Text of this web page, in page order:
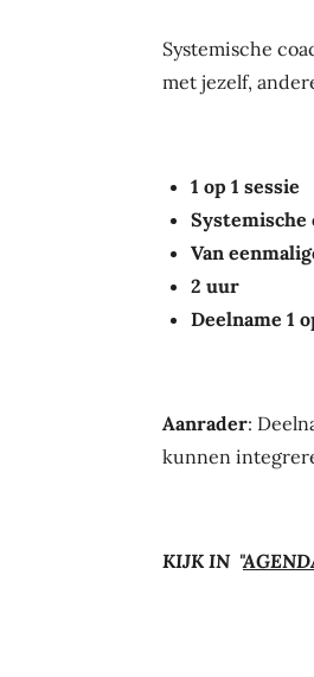
Systemische
met jezelf,
1 op 1 sessie
Systemische
Van
2 uur
Deelname 1
Aanrader:
kunnen
KIJK IN "